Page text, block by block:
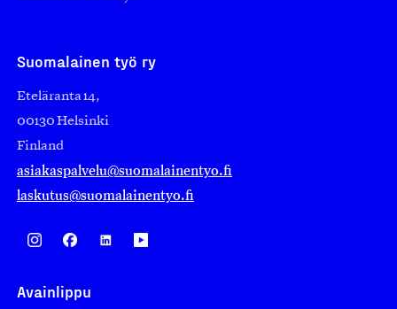
Suomalainen työ ry
Eteläranta 14,
00130 Helsinki
Finland
asiakaspalvelu@suomalainentyo.fi
laskutus@suomalainentyo.fi
Avainlippu